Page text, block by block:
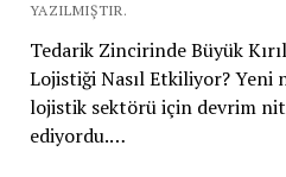
YAZILMIŞTIR.
Tedarik Zincirinde Büyük
Lojistiği Nasıl Etkiliyor? Yeni
lojistik sektörü için devrim
ediyordu.…